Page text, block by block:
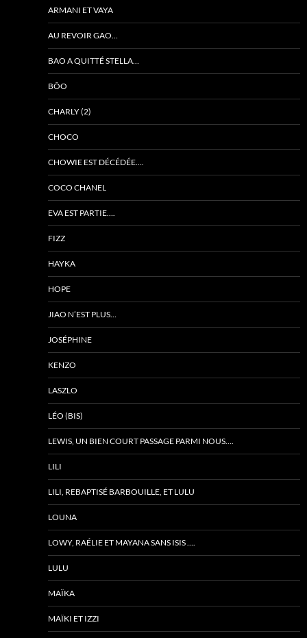
ARMANI ET VAYA
AU REVOIR GAO…
BAO A QUITTÉ STELLA…
BÔO
CHARLY (2)
CHOCO
CHOWIE EST DÉCÉDÉE….
COCO CHANEL
EVA EST PARTIE….
FIZZ
HAYKA
HOPE
JIAO N’EST PLUS…
JOSÉPHINE
KENZO
LASZLO
LÉO (BIS)
LEWIS, UN BIEN COURT PASSAGE PARMI NOUS….
LILI
LILI, REBAPTISÉ BARBOUILLE, ET LULU
LOUNA
LOWY, RAÉLIE ET MAYANA SANS ISIS ….
LULU
MAÏKA
MAÏKI ET IZZI